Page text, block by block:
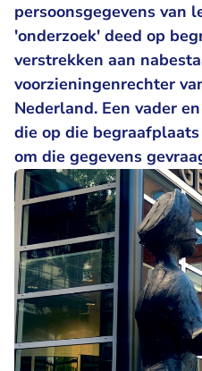
persoonsgegevens van
'onderzoek' deed op
verstrekken aan
voorzieningenrechter
Nederland. Een vader
die op die
om die gegevens